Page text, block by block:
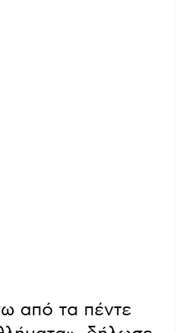
από τα πέντε